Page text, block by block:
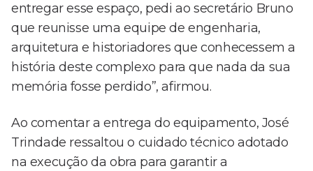
entregar esse espaço, pedi ao secretário Bruno
que reunisse uma equipe de engenharia,
arquitetura e historiadores que conhecessem a
história deste complexo para que nada da sua
memória fosse perdido”, afirmou.
Ao comentar a entrega do equipamento, José
Trindade ressaltou o cuidado técnico adotado
na execução da obra para garantir a